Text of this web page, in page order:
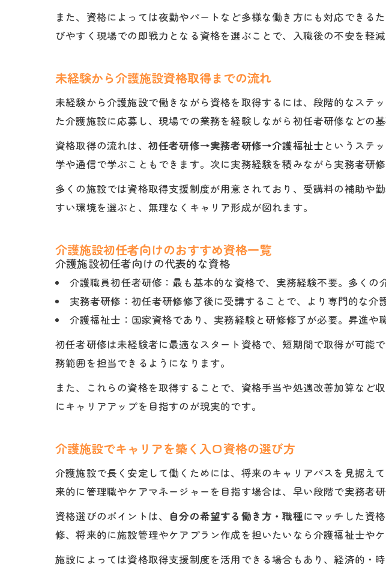
介護施設資格な
介護施設で資格
キャリアアップに必
介護施設でキャ
介護施設でスキ
実務経験なしで
介護施設資格取
実務経験ゼロか
一生困らない介護施
介護施設で長く
また、資格によっては夜勤やパートなど多様な働き方にも対応でき
びやすく現場での即戦力となる資格を選ぶことで、入職後の不安を軽減
未経験から介護施設資格取得までの流れ
未経験から介護施設で働きながら資格を取得するには、段階的なステ
た介護施設に応募し、現場での業務を経験しながら初任者研修などの
資格取得の流れは、 初任者研修→実務者研修→介護福祉士 というステ
学や通信で学ぶこともできます。次に実務経験を積みながら実務者研
多くの施設では資格取得支援制度が用意されており、受講料の補助や
すい環境を選ぶと、無理なくキャリア形成が図れます。
介護施設初任者向けのおすすめ資格一覧
介護施設初任者向けの代表的な資格
介護職員初任者研修：最も基本的な資格で、実務経験不要。多くの
実務者研修：初任者研修修了後に受講することで、より専門的な介
介護福祉士：国家資格であり、実務経験と研修修了が必要。昇進や
初任者研修は未経験者に最適なスタート資格で、短期間で取得が可能
務範囲を担当できるようになります。
また、これらの資格を取得することで、資格手当や処遇改善加算な
にキャリアアップを目指すのが現実的です。
介護施設でキャリアを築く入口資格の選び方
介護施設で長く安定して働くためには、将来のキャリアパスを見据え
来的に管理職やケアマネージャーを目指す場合は、早い段階で実務者
資格選びのポイントは、
自分の希望する働き方・職種にマッチした資
修、将来的に施設管理やケアプラン作成を担いたいなら介護福祉士や
施設によっては資格取得支援制度を活用できる場合もあり、経済的・
お問